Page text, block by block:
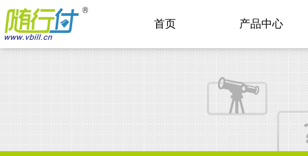
产品中心
首页